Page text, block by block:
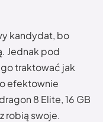
kandydat, bo
Jednak pod
traktować jak
efektownie
8 Elite, 16 GB
robią swoje.